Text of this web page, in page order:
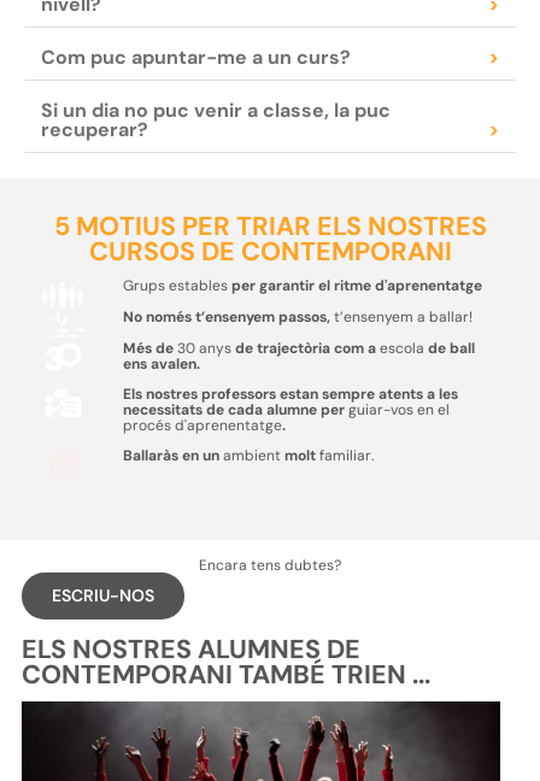
Com puc apuntar-me a un curs? >
Si un dia no puc venir a classe, la puc
recuperar? >
5 MOTIUS PER TRIAR ELS NOSTRES
CURSOS DE CONTEMPORANI
Grups establesper garantir el ritme d'aprenentatge
No només t’ensenyem passos,t’ensenyem a ballar!
Més de30 anysde trajectòria com aescola de ball
ens avalen.
Els nostres professors estan sempre atents a les
necessitats de cada alumne perguiar-vos en el
procés d'aprenentatge.
Ballaràs en unambientmoltfamiliar.
Encara tens dubtes?
ESCRIU-NOS
ELS NOSTRES ALUMNES DE
CONTEMPORANI TAMBÉ TRIEN ...